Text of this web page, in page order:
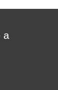
no
a